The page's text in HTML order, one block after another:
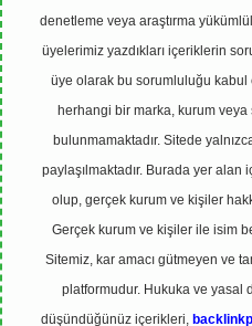
denetleme veya araştırma
üyelerimiz yazdıkları içeriklerin
üye olarak bu sorumluluğu kabul
herhangi bir marka, kurum veya
bulunmamaktadır. Sitede
paylaşılmaktadır. Burada yer alan
olup, gerçek kurum ve kişiler
Gerçek kurum ve kişiler ile isim
Sitemiz, kar amacı gütmeyen ve
platformudur. Hukuka ve yasal
düşündüğünüz içerikleri,